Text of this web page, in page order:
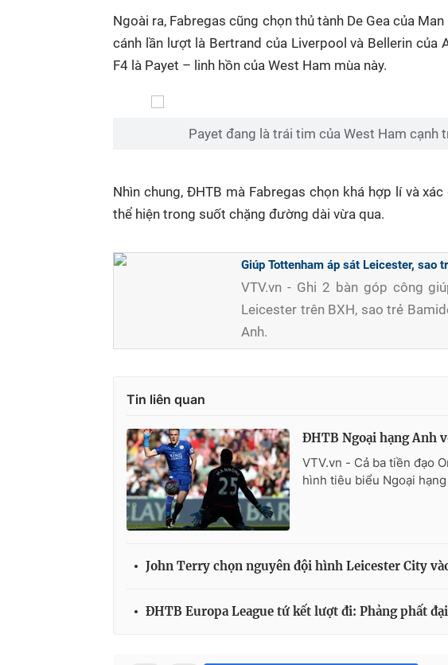
Ngoài ra, Fabregas cũng chọn thủ tành De Gea của
cánh lần lượt là Bertrand của Liverpool và Bellerin của
F4 là Payet – linh hồn của West Ham mùa này.
Payet đang là trái tim của West Ham cạnh
Nhìn chung, ĐHTB mà Fabregas chọn khá hợp lí và
thể hiện trong suốt chặng đường dài vừa qua.
Giúp Tottenham áp sát Leicester, sao
VTV.vn - Ghi 2 bàn góp công
Leicester trên BXH, sao trẻ
Anh.
Tin liên quan
ĐHTB Ngoại hạng Anh
VTV.vn - Cả ba tiền đạo
hình tiêu biểu Ngoại
John Terry chọn nguyên đội hình Leicester City
ĐHTB Europa League tứ kết lượt đi: Phảng phất